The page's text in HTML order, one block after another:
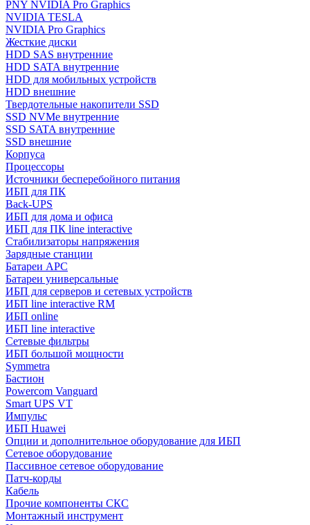
PNY NVIDIA Pro Graphics
NVIDIA TESLA
NVIDIA Pro Graphics
Жесткие диски
HDD SAS внутренние
HDD SATA внутренние
HDD для мобильных устройств
HDD внешние
Твердотельные накопители SSD
SSD NVMe внутренние
SSD SATA внутренние
SSD внешние
Корпуса
Процессоры
Источники бесперебойного питания
ИБП для ПК
Back-UPS
ИБП для дома и офиса
ИБП для ПК linе interactive
Стабилизаторы напряжения
Зарядные станции
Батареи APC
Батареи универсальные
ИБП для серверов и сетевых устройств
ИБП line interactive RM
ИБП online
ИБП linе interactive
Сетевые фильтры
ИБП большой мощности
Symmetra
Бастион
Powercom Vanguard
Smart UPS VT
Импульс
ИБП Huawei
Опции и дополнительное оборудование для ИБП
Сетевое оборудование
Пассивное сетевое оборудование
Патч-корды
Кабель
Прочие компоненты СКС
Монтажный инструмент